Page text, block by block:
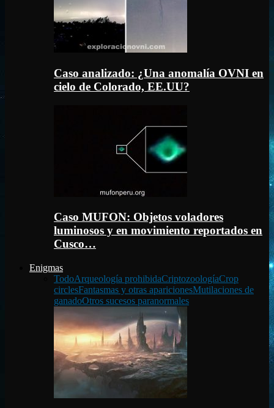
Caso analizado: ¿Una anomalía OVNI en
cielo de Colorado, EE.UU?
Caso MUFON: Objetos voladores
luminosos y en movimiento reportados en
Cusco…
Enigmas
TodoArqueología prohibidaCriptozoologíaCrop
circlesFantasmas y otras aparicionesMutilaciones de
ganadoOtros sucesos paranormales